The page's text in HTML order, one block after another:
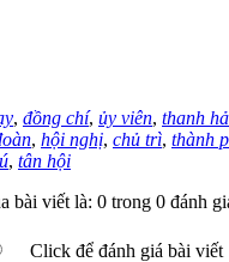
, đồng chí, ủy viên, thanh
, hội nghị, chủ trì, thành
, tân hội
bài viết là: 0 trong 0 đánh
Click để đánh giá bài viết